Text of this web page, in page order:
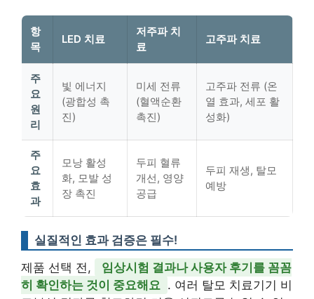
항
목
LED 치료
저주파 치
료
고주파 치료
주
요
원
리
빛 에너지
(광합성 촉
진)
미세 전류
(혈액순환
촉진)
고주파 전류 (온
열 효과, 세포 활
성화)
주
요
효
과
모낭 활성
화, 모발 성
장 촉진
두피 혈류
개선, 영양
공급
두피 재생, 탈모
예방
실질적인 효과 검증은 필수!
제품 선택 전,
임상시험 결과나 사용자 후기를 꼼꼼
히 확인하는 것이 중요해요 . 여러 탈모 치료기기 비